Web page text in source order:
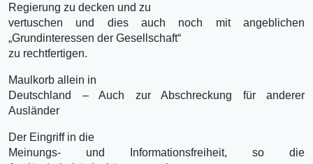
Regierung zu decken und zu
vertuschen und dies auch noch mit angeblichen
„Grundinteressen der Gesellschaft“
zu rechtfertigen.
Maulkorb allein in
Deutschland – Auch zur Abschreckung für anderer
Ausländer
Der Eingriff in die
Meinungs- und Informationsfreiheit, so die